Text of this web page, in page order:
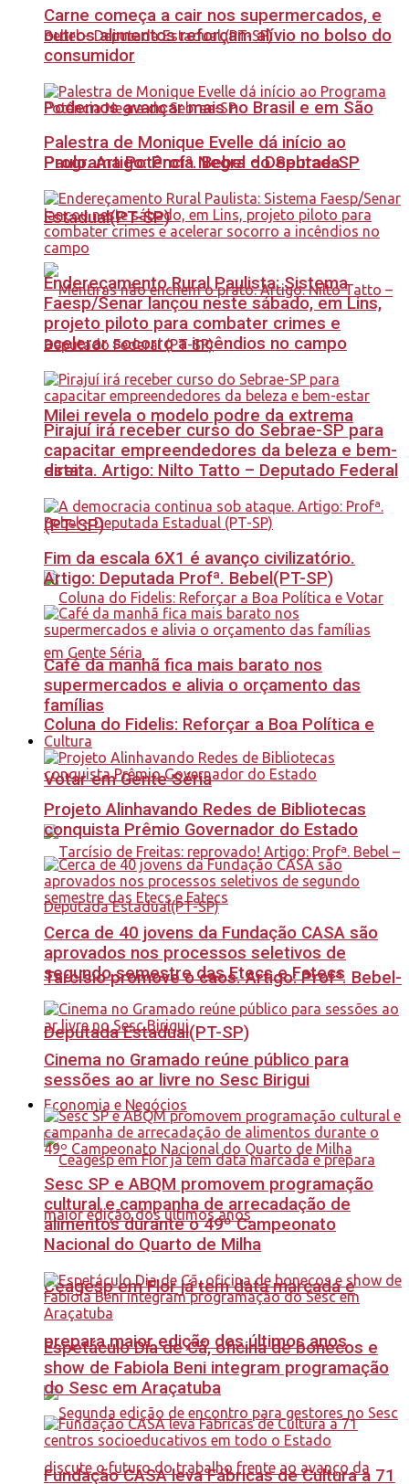
Podemos avançar mais no Brasil e em São
Paulo. Artigo: Profª. Bebel – Deputada
Estadual(PT-SP)
Milei revela o modelo podre da extrema
direita. Artigo: Nilto Tatto – Deputado Federal
(PT-SP)
Coluna do Fidelis: Reforçar a Boa Política e
Votar em Gente Séria
Tarcísio promove o caos. Artigo: Profª. Bebel-
Deputada Estadual(PT-SP)
Economia e Negócios
Ceagesp em Flor já tem data marcada e
prepara maior edição dos últimos anos
Carne começa a cair nos supermercados, e
outros alimentos reforçam alívio no bolso do
consumidor
Palestra de Monique Evelle dá início ao
Programa Potência Negra do Sebrae-SP
Endereçamento Rural Paulista: Sistema
Faesp/Senar lançou neste sábado, em Lins,
projeto piloto para combater crimes e
acelerar socorro a incêndios no campo
Pirajuí irá receber curso do Sebrae-SP para
capacitar empreendedores da beleza e bem-
estar
Fim da escala 6X1 é avanço civilizatório.
Artigo: Deputada Profª. Bebel(PT-SP)
Café da manhã fica mais barato nos
supermercados e alivia o orçamento das
famílias
Cultura
Projeto Alinhavando Redes de Bibliotecas
conquista Prêmio Governador do Estado
Cerca de 40 jovens da Fundação CASA são
aprovados nos processos seletivos de
segundo semestre das Etecs e Fatecs
Cinema no Gramado reúne público para
sessões ao ar livre no Sesc Birigui
Sesc SP e ABQM promovem programação
cultural e campanha de arrecadação de
alimentos durante o 49º Campeonato
Nacional do Quarto de Milha
Espetáculo Dia de Cã, oficina de bonecos e
show de Fabiola Beni integram programação
do Sesc em Araçatuba
Fundação CASA leva Fábricas de Cultura a 71